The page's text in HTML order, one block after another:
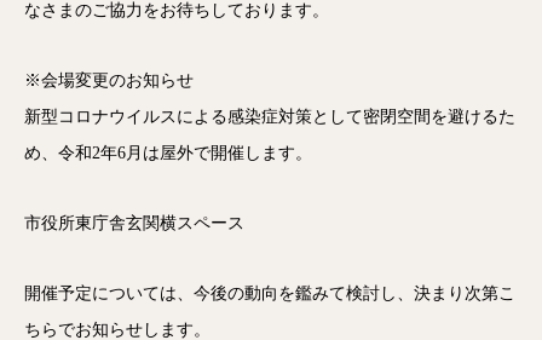
なさまのご協力をお待ちしております。
※会場変更のお知らせ
新型コロナウイルスによる感染症対策として密閉空間を避けるた
め、令和2年6月は屋外で開催します。
市役所東庁舎玄関横スペース
開催予定については、今後の動向を鑑みて検討し、決まり次第こ
ちらでお知らせします。